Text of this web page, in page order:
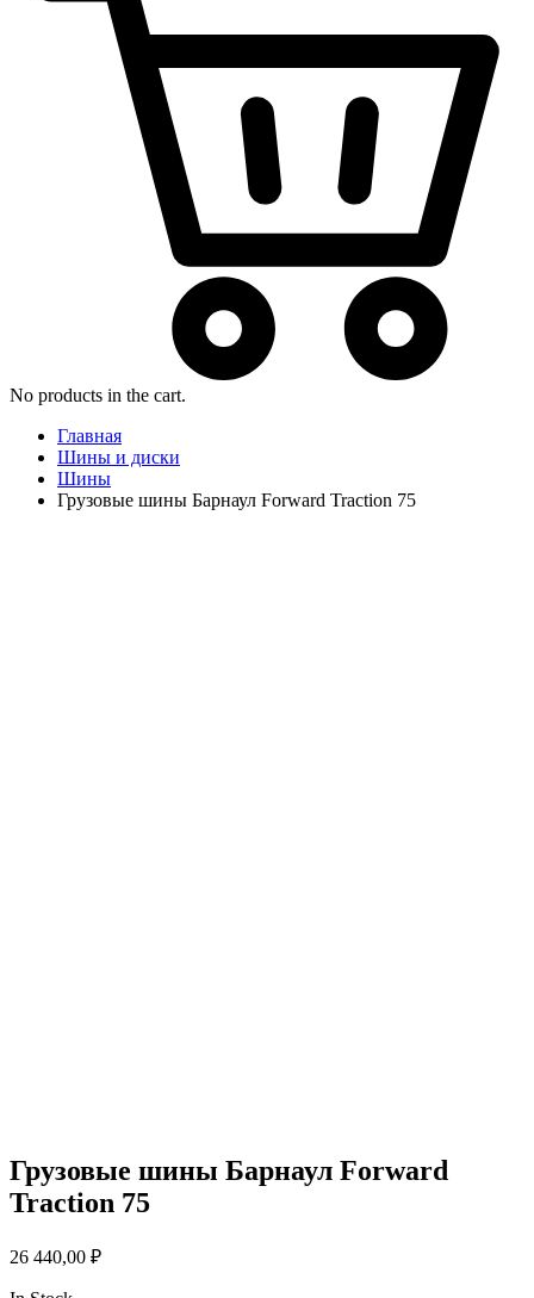
No products in the cart.
Главная
Шины и диски
Шины
Грузовые шины Барнаул Forward Traction 75
Грузовые шины Барнаул Forward
Traction 75
26 440,00 ₽